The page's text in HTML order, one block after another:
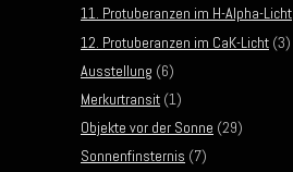
11. Protuberanzen im H-Alpha-Licht
12. Protuberanzen im CaK-Licht (3)
Ausstellung (6)
Merkurtransit (1)
Objekte vor der Sonne (29)
Sonnenfinsternis (7)